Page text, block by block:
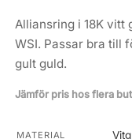
Alliansring i 18K vitt
WSI. Passar bra till
gult guld.
Jämför pris hos flera
MATERIAL